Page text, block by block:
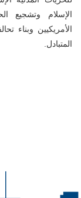
الإسلام وتشجيع
الأمريكيين وبناء
المتبادل.